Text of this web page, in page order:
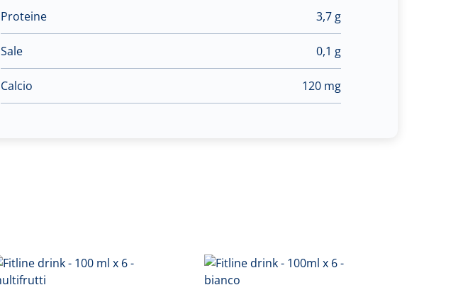
Proteine 3,7 g
Sale 0,1 g
Calcio 120 mg